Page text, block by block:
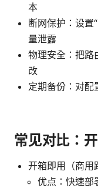
本
断网保护：设置
量泄露
物理安全：把路
改
定期备份：对配
常见对比：
开箱即用（商用
优点：快速部